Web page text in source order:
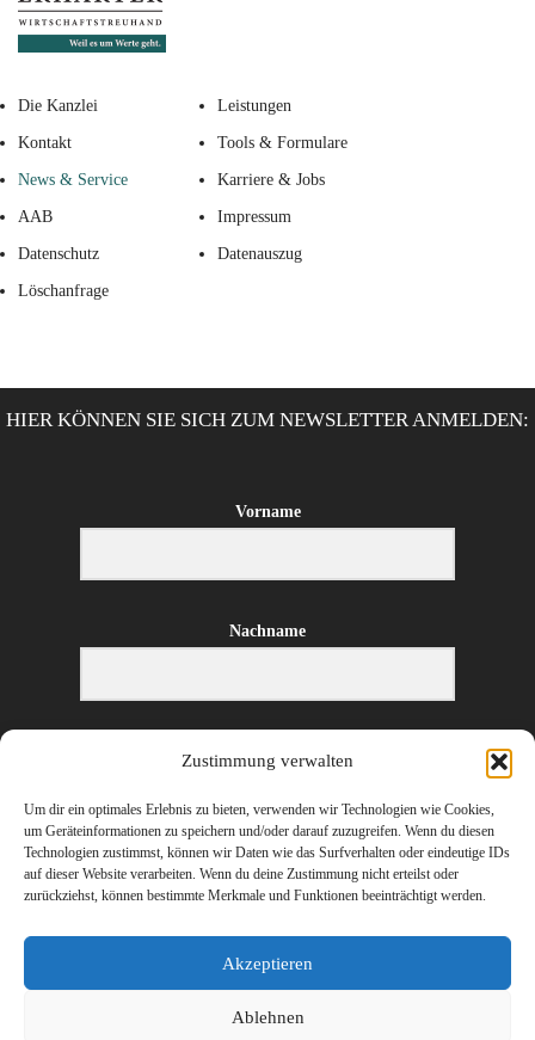
Zustimmung verwalten
Um dir ein optimales Erlebnis zu bieten, verwenden wir Technologien wie Cookies,
um Geräteinformationen zu speichern und/oder darauf zuzugreifen. Wenn du diesen
Technologien zustimmst, können wir Daten wie das Surfverhalten oder eindeutige IDs
auf dieser Website verarbeiten. Wenn du deine Zustimmung nicht erteilst oder
zurückziehst, können bestimmte Merkmale und Funktionen beeinträchtigt werden.
Akzeptieren
Ablehnen
Die Kanzlei Leistungen
Kontakt Tools & Formulare
News & Service Karriere & Jobs
AAB Impressum
Datenschutz Datenauszug
Löschanfrage
HIER KÖNNEN SIE SICH ZUM NEWSLETTER ANMELDEN:
Vorname
Nachname
E-Mail-Adresse
ANMELDEN